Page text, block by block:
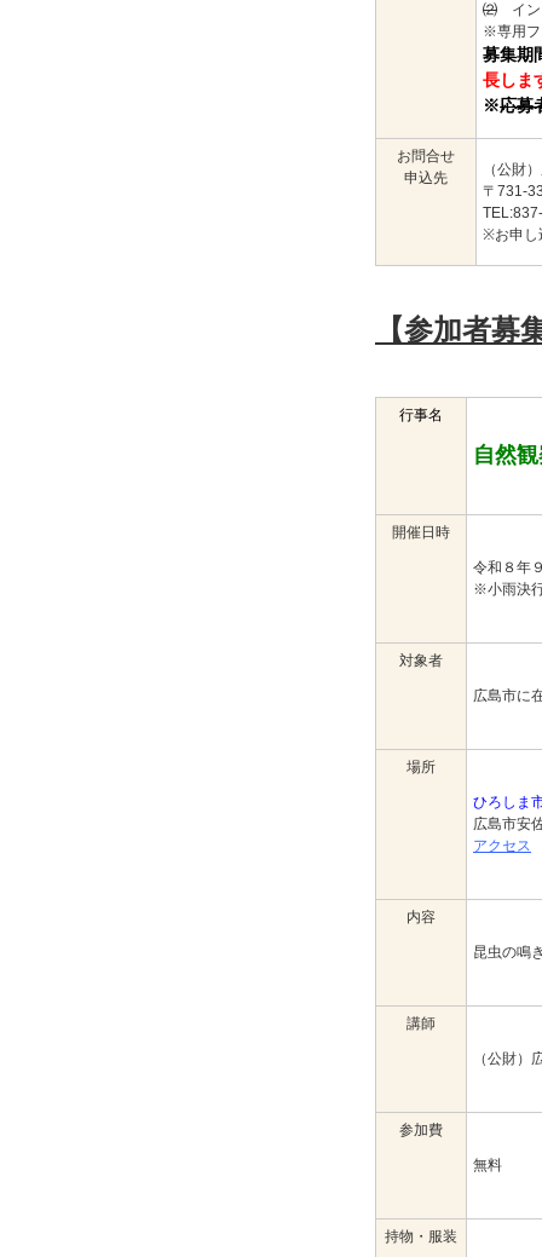
⑵ イン
※専用フ
募集期
長しま
※応募
お問合せ
申込先
（公財
〒731-
※お申し
【参加者
行事名
自然
開催日時
令和８年
※小雨決
対象者
広島市に
場所
ひろしま
広島市安
アクセス
内容
昆虫の鳴
講師
（公財
参加費
無料
持物・服装